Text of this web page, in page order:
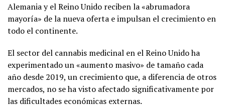
Alemania y el Reino Unido reciben la «abrumadora
mayoría» de la nueva oferta e impulsan el crecimiento en
todo el continente.
El sector del cannabis medicinal en el Reino Unido ha
experimentado un «aumento masivo» de tamaño cada
año desde 2019, un crecimiento que, a diferencia de otros
mercados, no se ha visto afectado significativamente por
las dificultades económicas externas.